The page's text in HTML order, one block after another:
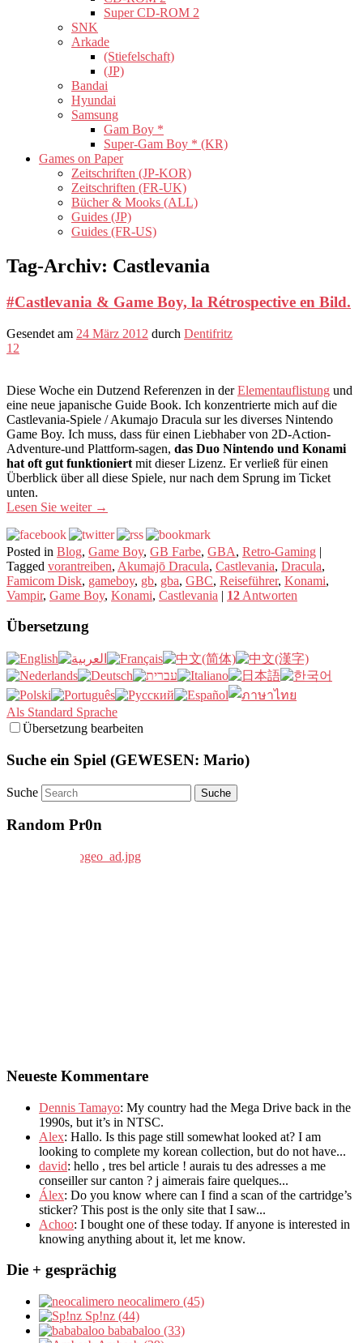
Super CD-ROM 2
SNK
Arkade
(Stiefelschaft)
(JP)
Bandai
Hyundai
Samsung
Gam Boy *
Super-Gam Boy * (KR)
Games on Paper
Zeitschriften (JP-KOR)
Zeitschriften (FR-UK)
Bücher & Mooks (ALL)
Guides (JP)
Guides (FR-US)
Tag-Archiv: Castlevania
#Castlevania & Game Boy, la Rétrospective en Bild.
Gesendet am 24 März 2012 durch Dentifritz
12
Diese Woche ein Dutzend Referenzen in derElementauflistung und
eine neue japanische Guide Book. Ich konzentrierte mich auf die
Castlevania-Spiele / Akumajo Dracula sur les diverses Nintendo
Game Boy. Ich muss, dass für einen Liebhaber von 2D-Action-
Adventure-und Plattform-sagen, das Duo Nintendo und Konami
hat oft gut funktioniert mit dieser Lizenz. Er verließ für einen
Überblick über all diese Spiele, nur nach dem Sprung im Ticket
unten.
Lesen Sie weiter →
Posted in Blog, Game Boy, GB Farbe, GBA, Retro-Gaming |
Tagged vorantreiben, Akumajō Dracula, Castlevania, Dracula,
Famicom Disk, gameboy, gb, gba, GBC, Reiseführer, Konami,
Vampir, Game Boy, Konami, Castlevania | 12 Antworten
Übersetzung
Als Standard Sprache
Übersetzung bearbeiten
Suche ein Spiel (GEWESEN: Mario)
Suche
Random Pr0n
Neueste Kommentare
Dennis Tamayo: My country had the Mega Drive back in the
1990s, but it’s in NTSC.
Alex: Hallo. Is this page still somewhat looked at? I am
looking to complete my korean collection, but do not have...
david: hello , tres bel article ! aurais tu des adresses a me
conseiller sur canton ? j aimerais faire quelques...
Álex: Do you know where can I find a scan of the cartridge’s
sticker? This post is the only site that I saw...
Achoo: I bought one of these today. If anyone is interested in
knowing anything about it, let me know.
Die + gesprächig
neocalimero (45)
Sp!nz (44)
bababaloo (33)